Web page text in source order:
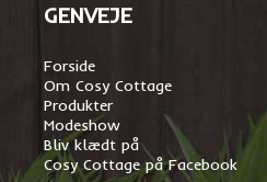
GENVEJE
Forside
Om Cosy Cottage
Produkter
Modeshow
Bliv klædt på
Cosy Cottage på Facebook